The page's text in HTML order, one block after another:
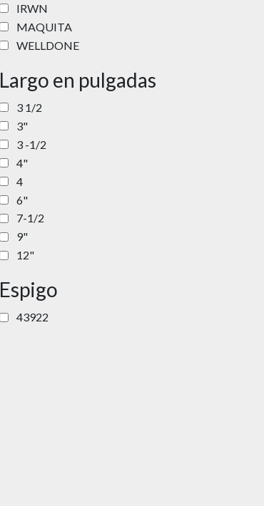
IRWN
MAQUITA
WELLDONE
Largo en pulgadas
3 1/2
3"
3 -1/2
4"
4
6"
7-1/2
9"
12"
Espigo
43922